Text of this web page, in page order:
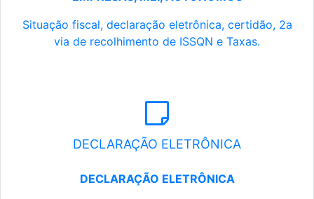
Situação fiscal, declaração eletrônica, certidão, 2a
via de recolhimento de ISSQN e Taxas.
DECLARAÇÃO ELETRÔNICA
DECLARAÇÃO ELETRÔNICA